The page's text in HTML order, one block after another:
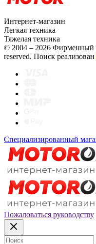
Интернет-магазин
Легкая техника
Тяжелая техника
© 2004 – 2026 Фирменный
reserved. Поиск реализован
Специализированный
Пожаловаться руководству